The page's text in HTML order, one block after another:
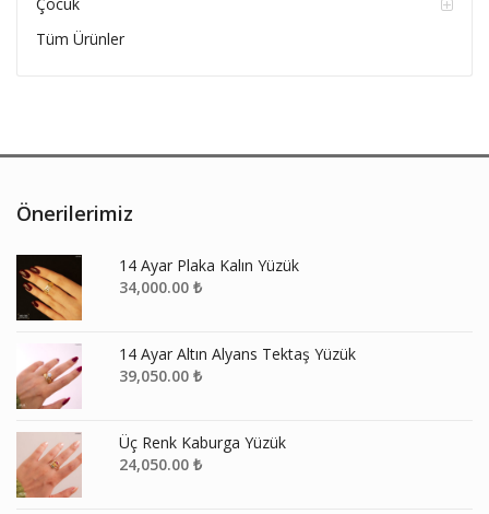
Tüm Ürünler
Önerilerimiz
14 Ayar Plaka Kalın Yüzük
34,000.00 ₺
14 Ayar Altın Alyans Tektaş Yüzük
39,050.00 ₺
Üç Renk Kaburga Yüzük
24,050.00 ₺